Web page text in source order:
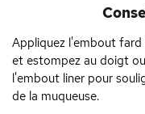
Appliquez l'embout fard
et estompez au doigt
l'embout liner pour
de la muqueuse.